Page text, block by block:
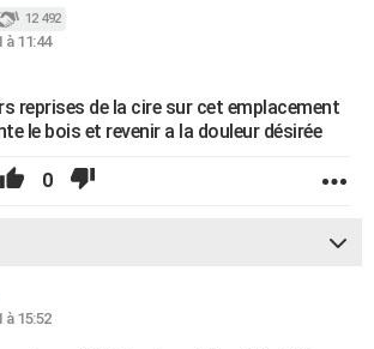
12 492
à 11:44
reprises de la cire sur cet emplacement
le bois et revenir a la douleur désirée
0
à 15:52